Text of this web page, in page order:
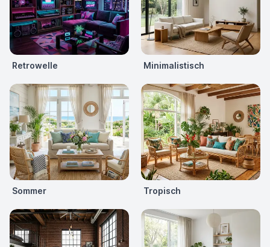
Retrowelle Minimalistisch
Sommer Tropisch